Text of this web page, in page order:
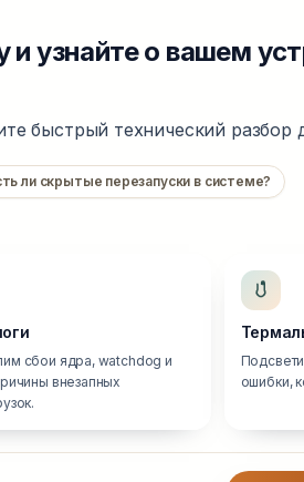
узнайте о вашем
быстрый технический разбор
ли скрытые перезапуски в системе?
сбои ядра, watchdog и
внезапных
ошибки,